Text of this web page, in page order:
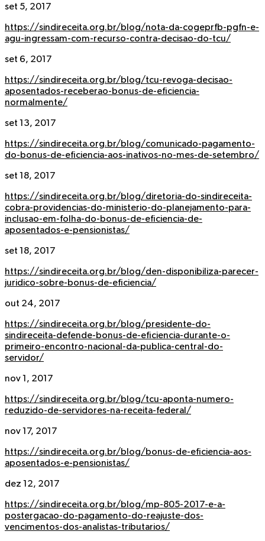
set 5, 2017
https://sindireceita.org.br/blog/nota-da-cogeprfb-pgfn-e-
agu-ingressam-com-recurso-contra-decisao-do-tcu/
set 6, 2017
https://sindireceita.org.br/blog/tcu-revoga-decisao-
aposentados-receberao-bonus-de-eficiencia-
normalmente/
set 13, 2017
https://sindireceita.org.br/blog/comunicado-pagamento-
do-bonus-de-eficiencia-aos-inativos-no-mes-de-setembro/
set 18, 2017
https://sindireceita.org.br/blog/diretoria-do-sindireceita-
cobra-providencias-do-ministerio-do-planejamento-para-
inclusao-em-folha-do-bonus-de-eficiencia-de-
aposentados-e-pensionistas/
set 18, 2017
https://sindireceita.org.br/blog/den-disponibiliza-parecer-
juridico-sobre-bonus-de-eficiencia/
out 24, 2017
https://sindireceita.org.br/blog/presidente-do-
sindireceita-defende-bonus-de-eficiencia-durante-o-
primeiro-encontro-nacional-da-publica-central-do-
servidor/
nov 1, 2017
https://sindireceita.org.br/blog/tcu-aponta-numero-
reduzido-de-servidores-na-receita-federal/
nov 17, 2017
https://sindireceita.org.br/blog/bonus-de-eficiencia-aos-
aposentados-e-pensionistas/
dez 12, 2017
https://sindireceita.org.br/blog/mp-805-2017-e-a-
postergacao-do-pagamento-do-reajuste-dos-
vencimentos-dos-analistas-tributarios/